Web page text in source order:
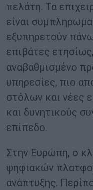
πελάτη. Τα
είναι
εξυπηρετούν
επιβάτες
αναβαθμισμένο
υπηρεσίες, πιο
στόλων και νέες
και δυνητικούς
επίπεδο.
Στην Ευρώπη, ο
ψηφιακών
ανάπτυξης.